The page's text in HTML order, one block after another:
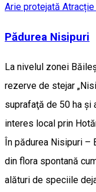
Arie protejată Atracție
Pădurea Nisipuri
La nivelul zonei
rezerve de stejar
suprafaţă de 50 ha
interes local prin
În pădurea Nisipuri –
din flora spontană
alături de speciile